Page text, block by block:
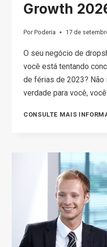
Growth
Por Poderia 17 de
O seu negócio de
você está tentando
de férias de 2023? Não
verdade para você,
CONSULTE MAIS